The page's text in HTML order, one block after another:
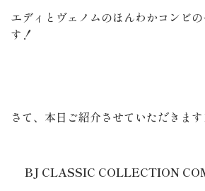
エディとヴェノムのほんわかコンビ
す！
さて、本日ご紹介させていただきま
BJ CLASSIC COLLECTION